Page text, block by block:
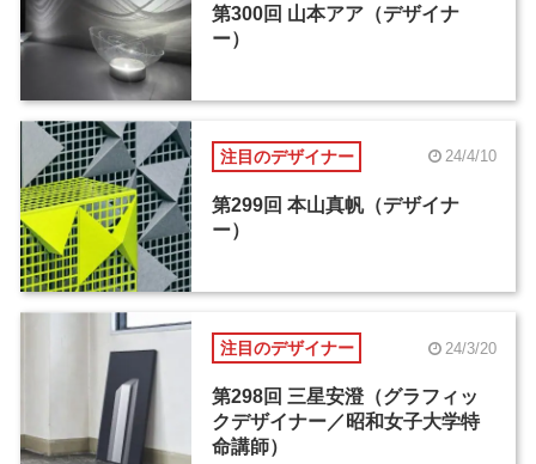
第300回 山本アア（デザイナ
ー）
注目のデザイナー 24/4/10
第299回 本山真帆（デザイナ
ー）
注目のデザイナー 24/3/20
第298回 三星安澄（グラフィッ
クデザイナー／昭和女子大学特
命講師）